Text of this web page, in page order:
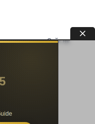
источников. Сайт не